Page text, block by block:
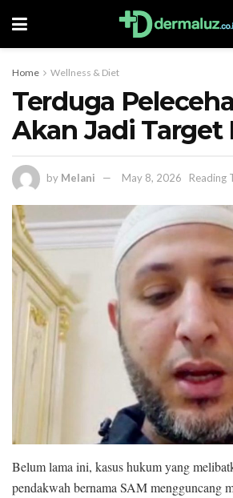
Home Wellness & Diet
Terduga
Akan Jadi Target
by Melani May 8, 2026 Reading
Belum lama ini, kasus hukum yang
pendakwah bernama SAM mengguncang